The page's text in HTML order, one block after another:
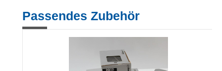
Produktgalerie überspringen
Passendes Zubehör